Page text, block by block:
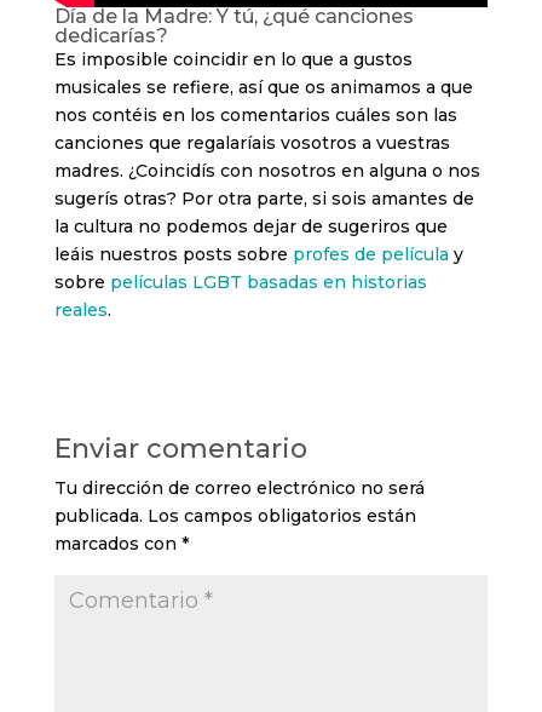
Día de la Madre: Y tú, ¿qué canciones
dedicarías?
Es imposible coincidir en lo que a gustos
musicales se refiere, así que os animamos a que
nos contéis en los comentarios cuáles son las
canciones que regalaríais vosotros a vuestras
madres. ¿Coincidís con nosotros en alguna o nos
sugerís otras? Por otra parte, si sois amantes de
la cultura no podemos dejar de sugeriros que
leáis nuestros posts sobre profes de película y
sobre películas LGBT basadas en historias
reales.
Enviar comentario
Tu dirección de correo electrónico no será
publicada. Los campos obligatorios están
marcados con *